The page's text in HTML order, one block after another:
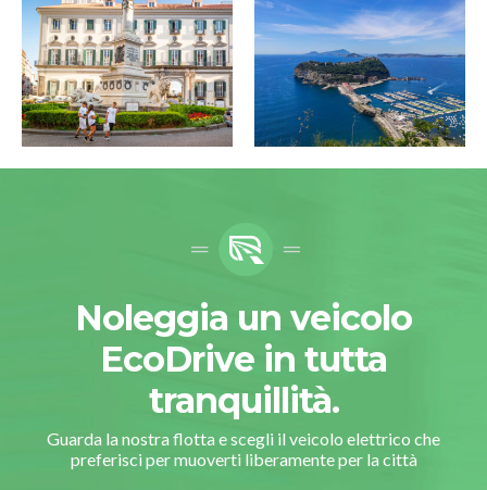
Noleggia un veicolo
EcoDrive in tutta
tranquillità.
Guarda la nostra flotta e scegli il veicolo elettrico che
preferisci per muoverti liberamente per la città